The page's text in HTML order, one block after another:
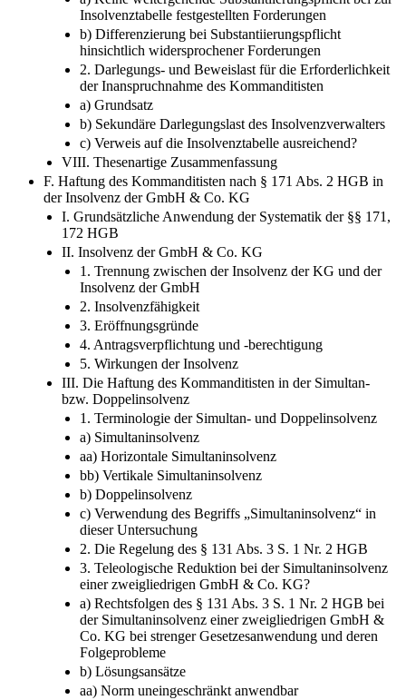
Insolvenztabelle festgestellten Forderungen
b) Differenzierung bei Substantiierungspflicht
hinsichtlich widersprochener Forderungen
2. Darlegungs-​ und Beweislast für die Erforderlichkeit
der Inanspruchnahme des Kommanditisten
a) Grundsatz
b) Sekundäre Darlegungslast des Insolvenzverwalters
c) Verweis auf die Insolvenztabelle ausreichend?
VIII. Thesenartige Zusammenfassung
F. Haftung des Kommanditisten nach § 171 Abs. 2 HGB in
der Insolvenz der GmbH & Co. KG
I. Grundsätzliche Anwendung der Systematik der §§ 171,
172 HGB
II. Insolvenz der GmbH & Co. KG
1. Trennung zwischen der Insolvenz der KG und der
Insolvenz der GmbH
2. Insolvenzfähigkeit
3. Eröffnungsgründe
4. Antragsverpflichtung und -​berechtigung
5. Wirkungen der Insolvenz
III. Die Haftung des Kommanditisten in der Simultan-​
bzw. Doppelinsolvenz
1. Terminologie der Simultan-​ und Doppelinsolvenz
a) Simultaninsolvenz
aa) Horizontale Simultaninsolvenz
bb) Vertikale Simultaninsolvenz
b) Doppelinsolvenz
c) Verwendung des Begriffs „Simultaninsolvenz“ in
dieser Untersuchung
2. Die Regelung des § 131 Abs. 3 S. 1 Nr. 2 HGB
3. Teleologische Reduktion bei der Simultaninsolvenz
einer zweigliedrigen GmbH & Co. KG?
a) Rechtsfolgen des § 131 Abs. 3 S. 1 Nr. 2 HGB bei
der Simultaninsolvenz einer zweigliedrigen GmbH &
Co. KG bei strenger Gesetzesanwendung und deren
Folgeprobleme
b) Lösungsansätze
aa) Norm uneingeschränkt anwendbar